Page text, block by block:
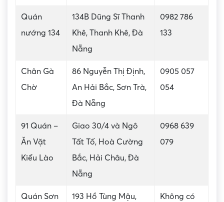
Quán
nướng 134
134B Dũng Sĩ Thanh
Khê, Thanh Khê, Đà
Nẵng
0982 786
133
Chân Gà
Chờ
86 Nguyễn Thị Định,
An Hải Bắc, Sơn Trà,
Đà Nẵng
0905 057
054
91 Quán –
Ăn Vặt
Kiểu Lào
Giao 30/4 và Ngô
Tất Tố, Hoà Cường
Bắc, Hải Châu, Đà
Nẵng
0968 639
079
Quán Sơn
193 Hồ Tùng Mậu,
Không có